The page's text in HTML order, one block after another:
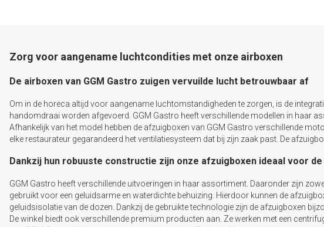
Zorg voor aangename luchtcondities met onze airboxen
De airboxen van GGM Gastro zuigen vervuilde lucht betrouwbaar af
Om in de horeca altijd voor aangename luchtomstandigheden te zorgen, is de
handomdraai worden afgevoerd. GGM Gastro heeft verschillende modellen in haar
Afhankelijk van het model hebben de afzuigboxen van GGM Gastro verschillende
elke restaurateur gegarandeerd het ventilatiesysteem dat bij zijn zaak past. De
Dankzij hun robuuste constructie zijn onze afzuigboxen ideaal voor
GGM Gastro heeft verschillende uitvoeringen in haar assortiment. Daaronder zijn
gebruikt voor een geluidsarme en waterdichte behuizing. Hierdoor kunnen de
geluidsisolatie van de dozen. Dankzij de gebruikte technologie zijn de afzuigboxen
De winkel biedt ook verschillende premium producten aan. Ze werken met een